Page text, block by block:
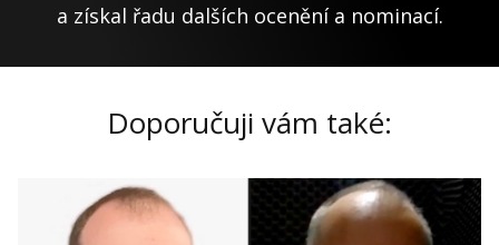
a získal řadu dalších ocenění a nominací.
Doporučuji vám také: